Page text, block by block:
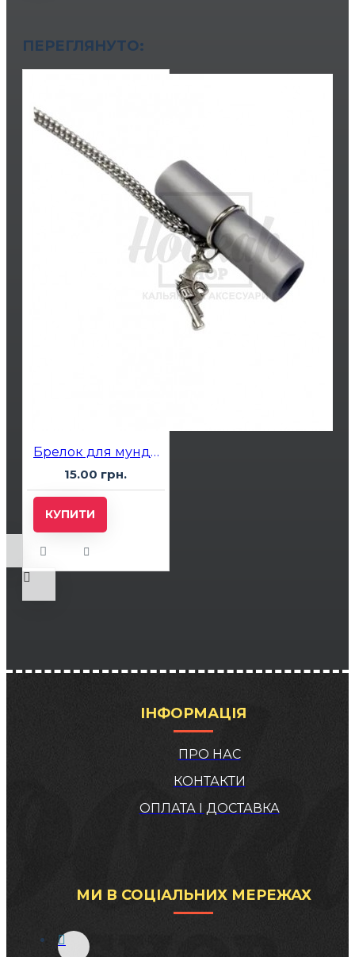
ПЕРЕГЛЯНУТО:
Брелок для мундштука
15.00 грн.
КУПИТИ
ІНФОРМАЦІЯ
ПРО НАС
КОНТАКТИ
ОПЛАТА І ДОСТАВКА
МИ В СОЦІАЛЬНИХ МЕРЕЖАХ